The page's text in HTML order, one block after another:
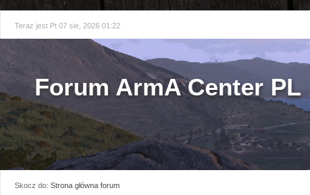
Teraz jest Pt 07 sie, 2026 01:22
Forum ArmA Center PL
Skocz do: Strona główna forum